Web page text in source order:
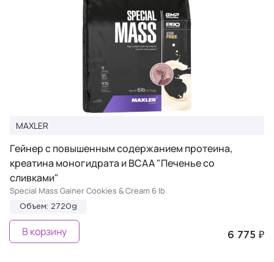
MAXLER
Гейнер с повышенным содержанием протеина,
креатина моногидрата и BCAA "Печенье со
сливками"
Special Mass Gainer Cookies & Cream 6 lb
Объем: 2720g
6 775 ₽
В корзину